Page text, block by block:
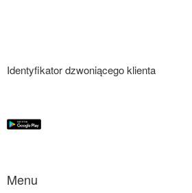
Identyfikator dzwoniącego klienta
Menu